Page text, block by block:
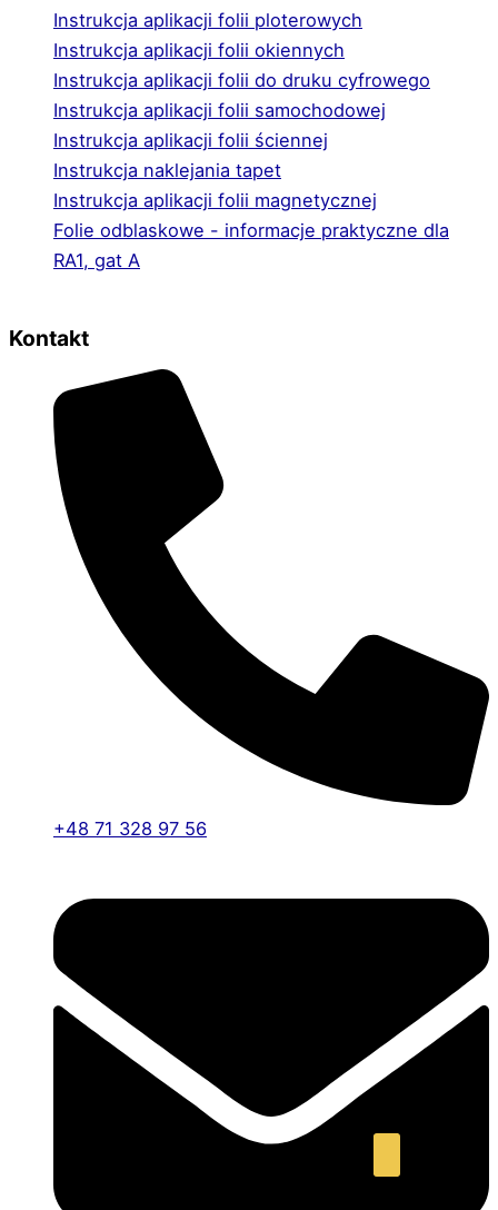
Instrukcja aplikacji folii ploterowych
Instrukcja aplikacji folii okiennych
Instrukcja aplikacji folii do druku cyfrowego
Instrukcja aplikacji folii samochodowej
Instrukcja aplikacji folii ściennej
Instrukcja naklejania tapet
Instrukcja aplikacji folii magnetycznej
Folie odblaskowe - informacje praktyczne dla
RA1, gat A
Kontakt
+48 71 328 97 56